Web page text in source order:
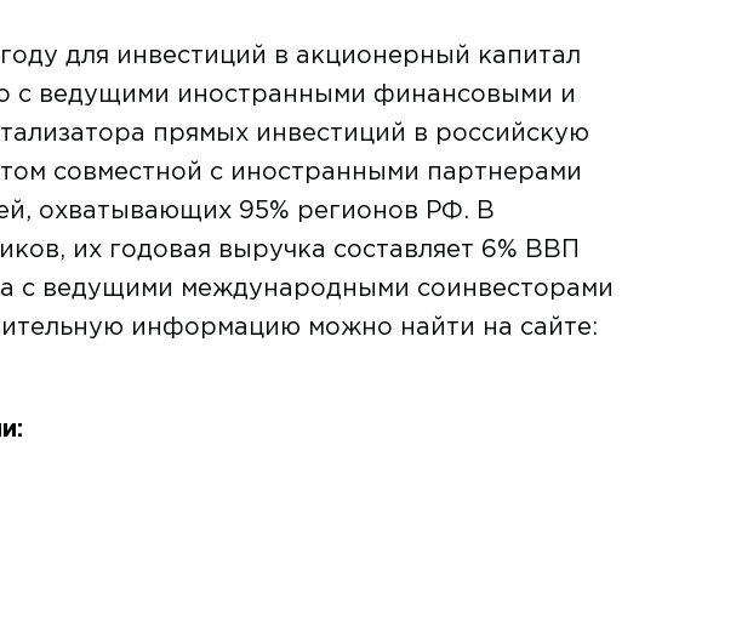
году для инвестиций в акционерный капитал
с ведущими иностранными финансовыми и
прямых инвестиций в российскую
совместной с иностранными партнерами
охватывающих 95% регионов РФ. В
их годовая выручка составляет 6% ВВП
с ведущими международными соинвесторами
информацию можно найти на сайте: